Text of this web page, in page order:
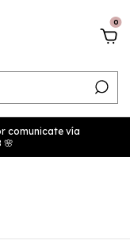
0
comunicate vía
🌸